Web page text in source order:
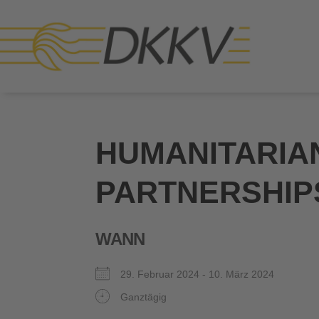
WANN
29. Februar 2024 - 10. März 2024
Ganztägig